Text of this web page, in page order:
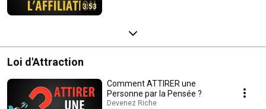
3:53
Loi d'Attraction
Comment ATTIRER une
Personne par la Pensée ?
Devenez Riche